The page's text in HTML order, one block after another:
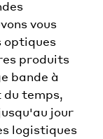
vous
optiques
produits
bande à
temps,
jour
logistiques